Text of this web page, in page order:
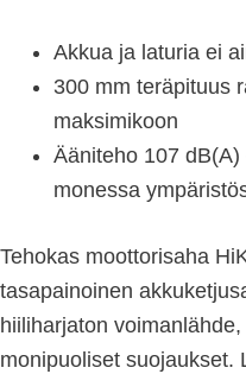
Akkua ja laturia ei
300 mm teräpituus
maksimikoon
Ääniteho 107
monessa
Tehokas moottorisaha
tasapainoinen
hiiliharjaton
monipuoliset suojaukset.